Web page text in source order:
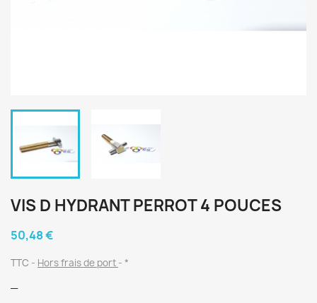
VIS D HYDRANT PERROT 4 POUCES
50,48 €
TTC Hors frais de port *